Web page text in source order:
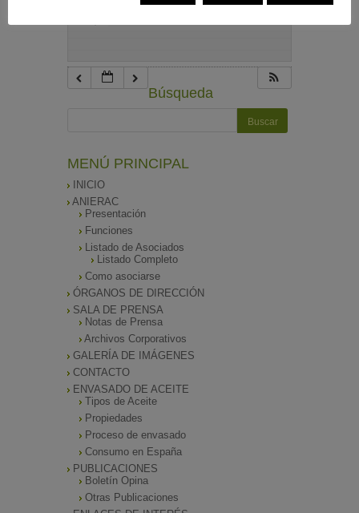
Búsqueda
MENÚ PRINCIPAL
INICIO
ANIERAC
Presentación
Funciones
Listado de Asociados
Listado Completo
Como asociarse
ÓRGANOS DE DIRECCIÓN
SALA DE PRENSA
Notas de Prensa
Archivos Corporativos
GALERÍA DE IMÁGENES
CONTACTO
ENVASADO DE ACEITE
Tipos de Aceite
Propiedades
Proceso de envasado
Consumo en España
PUBLICACIONES
Boletín Opina
Otras Publicaciones